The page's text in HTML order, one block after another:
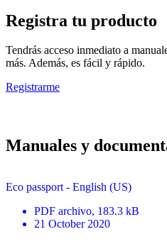
Registra tu producto
Tendrás acceso inmediato a
más. Además, es fácil y rápido.
Registrarme
Manuales y
Eco passport - English (US)
PDF archivo, 183.3 kB
21 October 2020